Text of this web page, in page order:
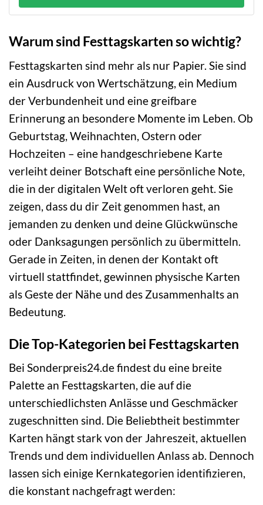
Warum sind Festtagskarten so wichtig?
Festtagskarten sind mehr als nur Papier. Sie sind
ein Ausdruck von Wertschätzung, ein Medium
der Verbundenheit und eine greifbare
Erinnerung an besondere Momente im Leben. Ob
Geburtstag, Weihnachten, Ostern oder
Hochzeiten – eine handgeschriebene Karte
verleiht deiner Botschaft eine persönliche Note,
die in der digitalen Welt oft verloren geht. Sie
zeigen, dass du dir Zeit genommen hast, an
jemanden zu denken und deine Glückwünsche
oder Danksagungen persönlich zu übermitteln.
Gerade in Zeiten, in denen der Kontakt oft
virtuell stattfindet, gewinnen physische Karten
als Geste der Nähe und des Zusammenhalts an
Bedeutung.
Die Top-Kategorien bei Festtagskarten
Bei Sonderpreis24.de findest du eine breite
Palette an Festtagskarten, die auf die
unterschiedlichsten Anlässe und Geschmäcker
zugeschnitten sind. Die Beliebtheit bestimmter
Karten hängt stark von der Jahreszeit, aktuellen
Trends und dem individuellen Anlass ab. Dennoch
lassen sich einige Kernkategorien identifizieren,
die konstant nachgefragt werden: